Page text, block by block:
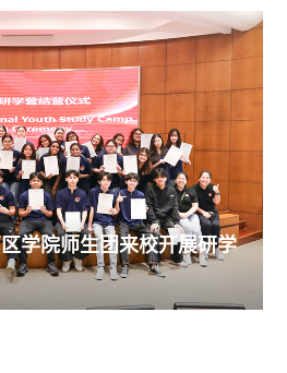
学院师生团来校开展研学